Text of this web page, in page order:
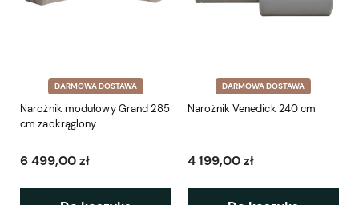
DARMOWA DOSTAWA
Narożnik modułowy Grand 285
cm zaokrąglony
6 499,00 zł
DARMOWA DOSTAWA
Narożnik Venedick 240 cm
4 199,00 zł